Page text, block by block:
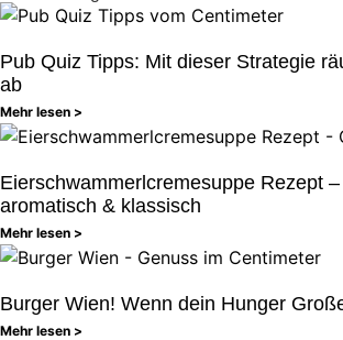
Pub Quiz Tipps: Mit dieser Strategie
ab
Mehr lesen >
Eierschwammerlcremesuppe Rezept
aromatisch & klassisch
Mehr lesen >
Burger Wien! Wenn dein Hunger
Mehr lesen >